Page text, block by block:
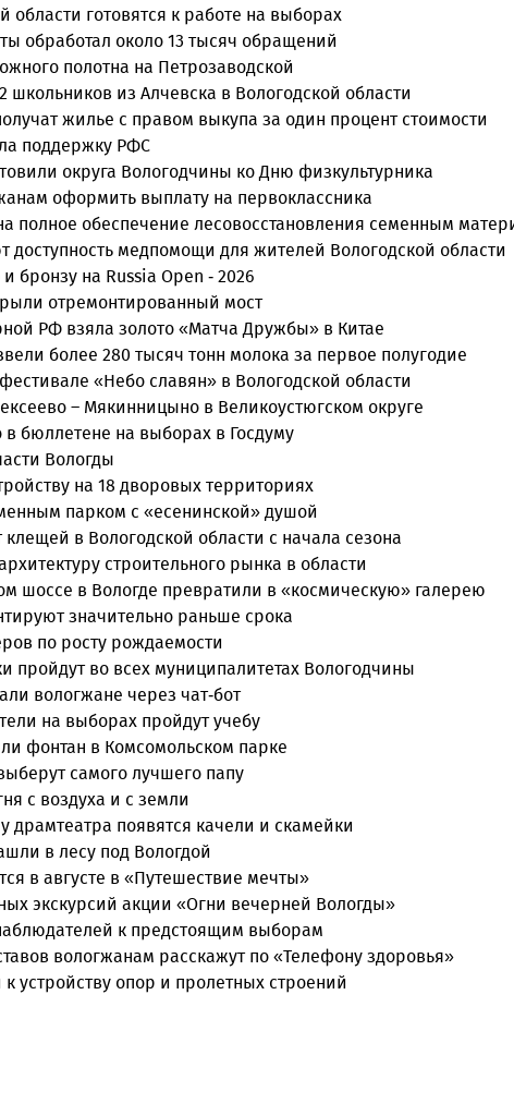
готовятся к работе на выборах
обработал около 13 тысяч обращений
полотна на Петрозаводской
школьников из Алчевска в Вологодской области
жилье с правом выкупа за один процент стоимости
поддержку РФС
округа Вологодчины ко Дню физкультурника
оформить выплату на первоклассника
полное обеспечение лесовосстановления семенным
медпомощи для жителей Вологодской области
бронзу на Russia Open - 2026
отремонтированный мост
РФ взяла золото «Матча Дружбы» в Китае
более 280 тысяч тонн молока за первое полугодие
«Небо славян» в Вологодской области
– Мякинницыно в Великоустюгском округе
бюллетене на выборах в Госдуму
Вологды
на 18 дворовых территориях
парком с «есенинской» душой
в Вологодской области с начала сезона
строительного рынка в области
шоссе в Вологде превратили в «космическую» галерею
значительно раньше срока
по росту рождаемости
пройдут во всех муниципалитетах Вологодчины
вологжане через чат-бот
на выборах пройдут учебу
фонтан в Комсомольском парке
самого лучшего папу
с воздуха и с земли
драмтеатра появятся качели и скамейки
в лесу под Вологдой
в августе в «Путешествие мечты»
экскурсий акции «Огни вечерней Вологды»
к предстоящим выборам
вологжанам расскажут по «Телефону здоровья»
устройству опор и пролетных строений